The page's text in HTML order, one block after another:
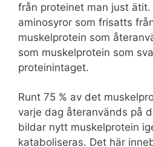
från proteinet man just
aminosyror som frisatts
muskelprotein som
som muskelprotein som
proteinintaget.
Runt 75 % av det
varje dag återanvänds på
bildar nytt muskelprotein
kataboliseras. Det här